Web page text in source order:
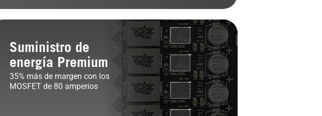
Suministro de
energía Premium
35% más de margen con los
MOSFET de 80 amperios